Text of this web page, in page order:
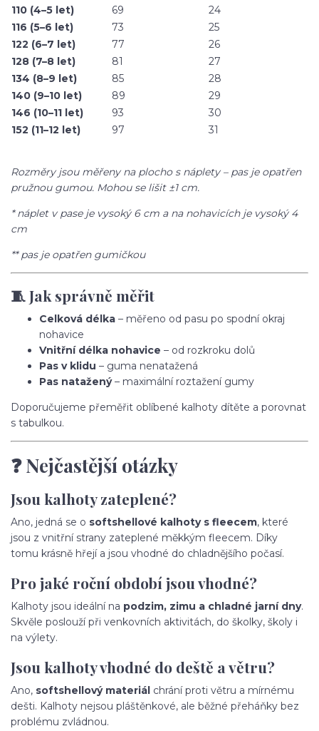
110 (4–5 let)
69
24
116 (5–6 let)
73
25
122 (6–7 let)
77
26
128 (7–8 let)
81
27
134 (8–9 let)
85
28
140 (9–10 let)
89
29
146 (10–11 let)
93
30
152 (11–12 let)
97 31
Rozměry jsou měřeny na plocho s náplety – pas je opatřen
pružnou gumou. Mohou se lišit ±1 cm.
* náplet v pase je vysoký 6 cm a na nohavicích je vysoký 4
cm
** pas je opatřen gumičkou
🧵 Jak správně měřit
Celková délka – měřeno od pasu po spodní okraj
nohavice
Vnitřní délka nohavice – od rozkroku dolů
Pas v klidu – guma nenatažená
Pas natažený– maximální roztažení gumy
Doporučujeme přeměřit oblíbené kalhoty dítěte a porovnat
s tabulkou.
❓ Nejčastější otázky
Jsou kalhoty zateplené?
Ano, jedná se o softshellové kalhoty s fleecem, které
jsou z vnitřní strany zateplené měkkým fleecem. Díky
tomu krásně hřejí a jsou vhodné do chladnějšího počasí.
Pro jaké roční období jsou vhodné?
Kalhoty jsou ideální na podzim, zimu a chladné jarní dny.
Skvěle poslouží při venkovních aktivitách, do školky, školy i
na výlety.
Jsou kalhoty vhodné do deště a větru?
Ano, softshellový materiál chrání proti větru a mírnému
dešti. Kalhoty nejsou pláštěnkové, ale běžné přeháňky bez
problému zvládnou.